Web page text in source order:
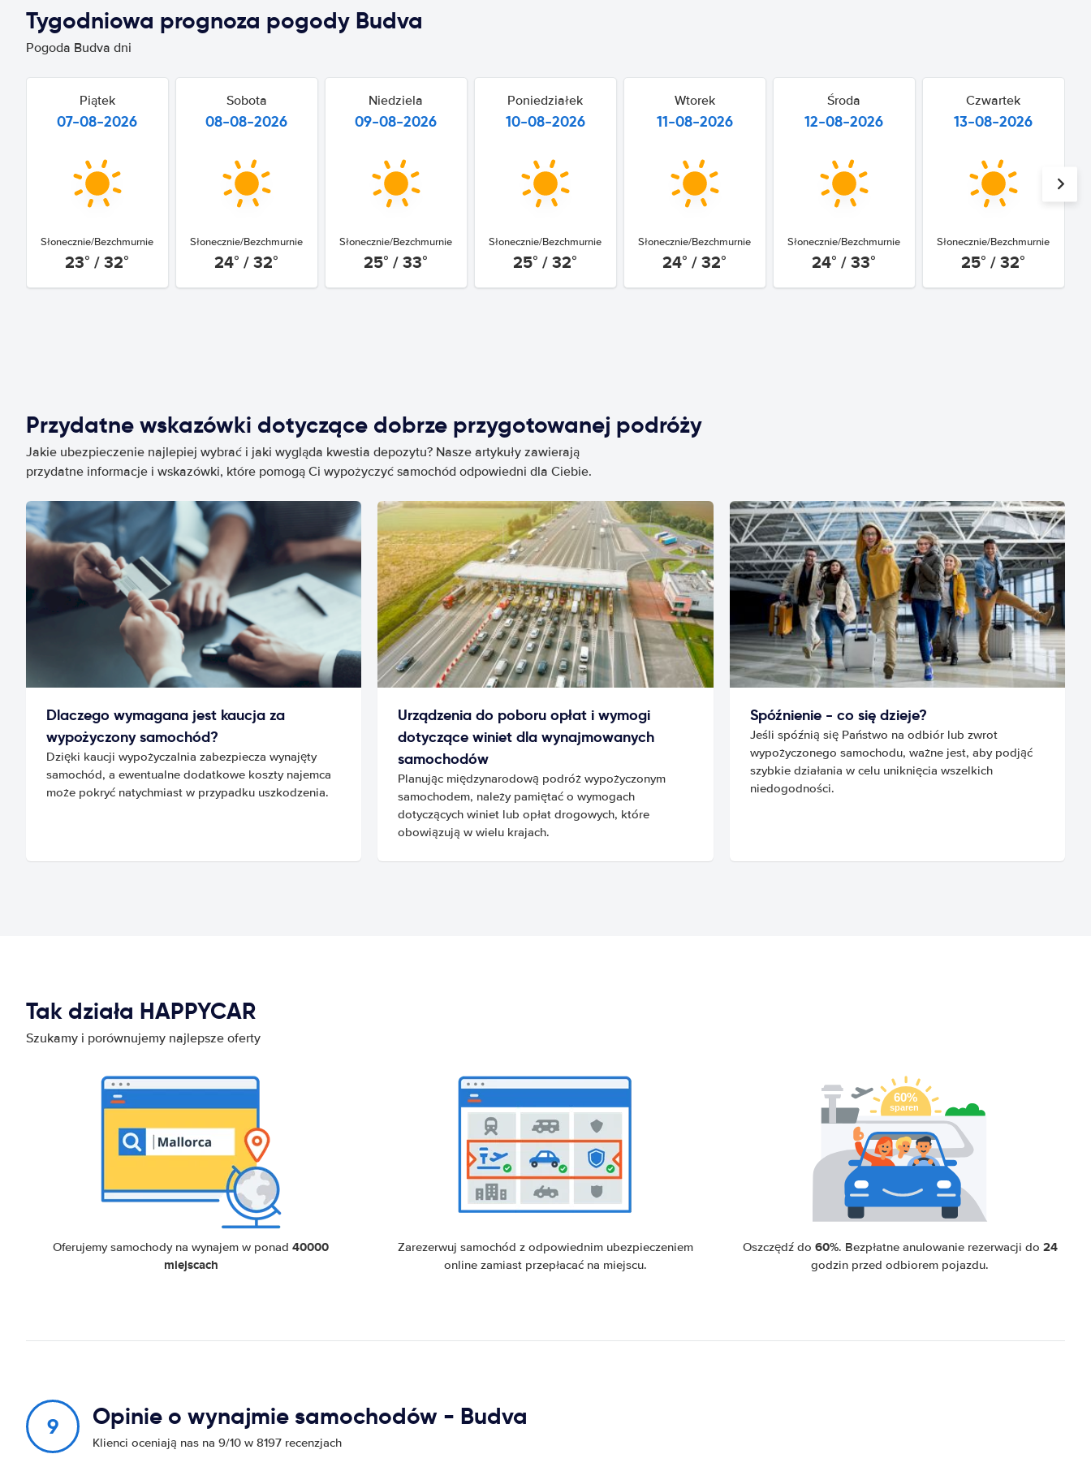
Tygodniowa prognoza pogody Budva
Pogoda Budva dni
Piątek
07-08-2026
Słonecznie/Bezchmurnie
23° / 32°
Sobota
08-08-2026
Słonecznie/Bezchmurnie
24° / 32°
Niedziela
09-08-2026
Słonecznie/Bezchmurnie
25° / 33°
Poniedziałek
10-08-2026
Słonecznie/Bezchmurnie
25° / 32°
Wtorek
11-08-2026
Słonecznie/Bezchmurnie
24° / 32°
Środa
12-08-2026
Słonecznie/Bezchmurnie
24° / 33°
Czwartek
13-08-2026
Słonecznie/Bezchmurnie
25° / 32°
Przydatne wskazówki dotyczące dobrze przygotowanej podróży
Jakie ubezpieczenie najlepiej wybrać i jaki wygląda kwestia depozytu? Nasze artykuły zawierają
przydatne informacje i wskazówki, które pomogą Ci wypożyczyć samochód odpowiedni dla Ciebie.
Dlaczego wymagana jest kaucja za
wypożyczony samochód?
Dzięki kaucji wypożyczalnia zabezpiecza wynajęty
samochód, a ewentualne dodatkowe koszty najemca
może pokryć natychmiast w przypadku uszkodzenia.
Urządzenia do poboru opłat i wymogi
dotyczące winiet dla wynajmowanych
samochodów
Planując międzynarodową podróż wypożyczonym
samochodem, należy pamiętać o wymogach
dotyczących winiet lub opłat drogowych, które
obowiązują w wielu krajach.
Spóźnienie - co się dzieje?
Jeśli spóźnią się Państwo na odbiór lub zwrot
wypożyczonego samochodu, ważne jest, aby podjąć
szybkie działania w celu uniknięcia wszelkich
niedogodności.
Tak działa HAPPYCAR
Szukamy i porównujemy najlepsze oferty
Oferujemy samochody na wynajem w ponad40000
miejscach
Zarezerwuj samochód z odpowiednim ubezpieczeniem
online zamiast przepłacać na miejscu.
Oszczędź do 60%. Bezpłatne anulowanie rezerwacji do 24
godzin przed odbiorem pojazdu.
9 Opinie o wynajmie samochodów - Budva
Klienci oceniają nas na 9/10 w 8197 recenzjach